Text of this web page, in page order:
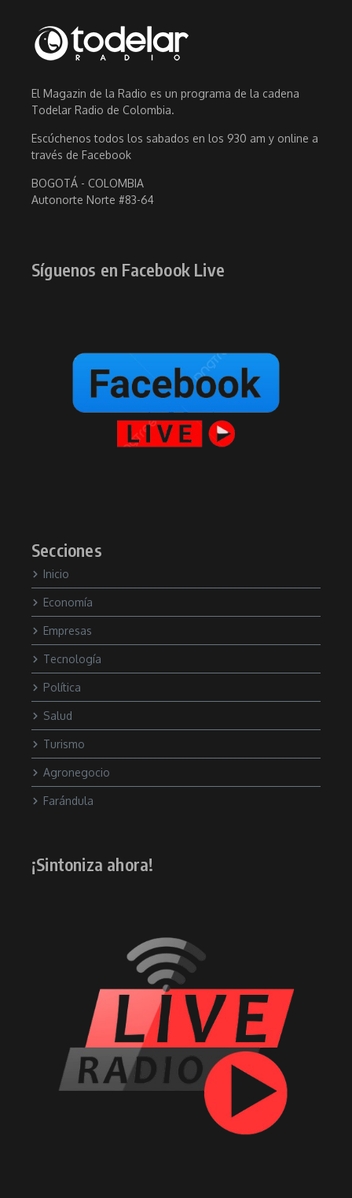
El Magazin de la Radio es un programa de la cadena
Todelar Radio de Colombia.
Escúchenos todos los sabados en los 930 am y online a
través de Facebook
BOGOTÁ - COLOMBIA
Autonorte Norte #83-64
Síguenos en Facebook Live
Secciones
Inicio
Economía
Empresas
Tecnología
Política
Salud
Turismo
Agronegocio
Farándula
¡Sintoniza ahora!